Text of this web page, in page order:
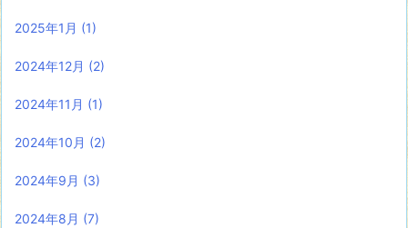
2025年1月 (1)
2024年12月 (2)
2024年11月 (1)
2024年10月 (2)
2024年9月 (3)
2024年8月 (7)